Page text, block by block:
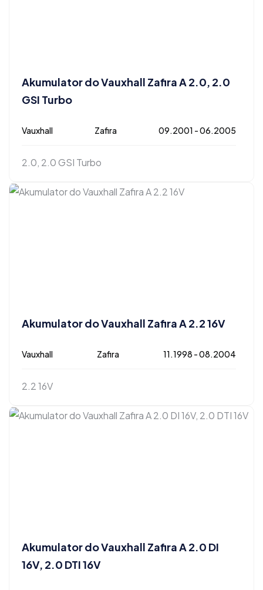
Akumulator do Vauxhall Zafira A 2.0, 2.0
GSI Turbo
Vauxhall Zafira 09.2001 - 06.2005
2.0, 2.0 GSI Turbo
Akumulator do Vauxhall Zafira A 2.2 16V
Vauxhall Zafira 11.1998 - 08.2004
2.2 16V
Akumulator do Vauxhall Zafira A 2.0 DI
16V, 2.0 DTI 16V